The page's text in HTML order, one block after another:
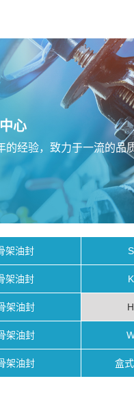
心
的经验，致力于一流的品
架油封
架油封
架油封
架油封
架油封 盒